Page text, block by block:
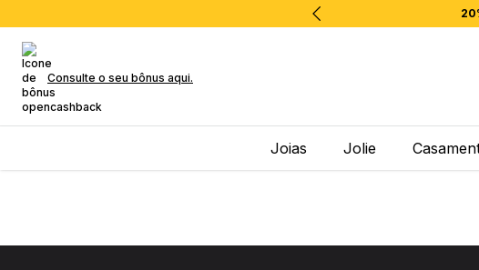
Consulte o seu bônus aqui.
Joias Jolie